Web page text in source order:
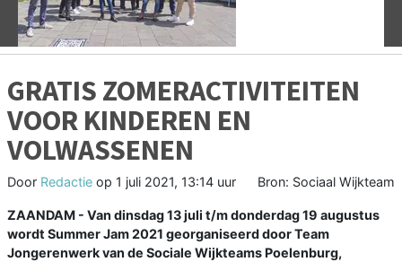
GRATIS ZOMERACTIVITEITEN
VOOR KINDEREN EN
VOLWASSENEN
Door Redactie op 1 juli 2021, 13:14 uur Bron: Sociaal Wijkteam
ZAANDAM - Van dinsdag 13 juli t/m donderdag 19 augustus
wordt Summer Jam 2021 georganiseerd door Team
Jongerenwerk van de Sociale Wijkteams Poelenburg,